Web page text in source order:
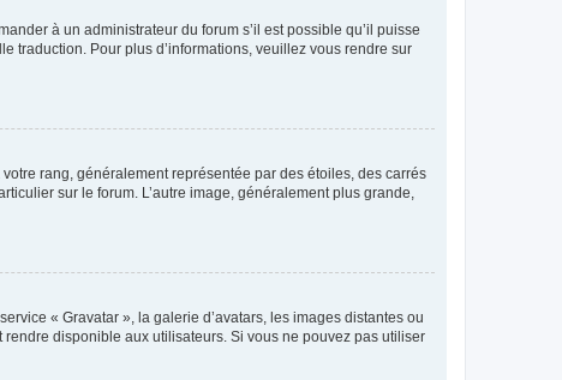
à un administrateur du forum s’il est possible qu’il puisse
traduction. Pour plus d’informations, veuillez vous rendre sur
rang, généralement représentée par des étoiles, des carrés
sur le forum. L’autre image, généralement plus grande,
« Gravatar », la galerie d’avatars, les images distantes ou
disponible aux utilisateurs. Si vous ne pouvez pas utiliser